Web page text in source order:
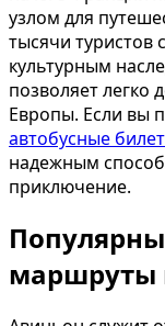
узлом для
тысячи туристов
культурным
позволяет легко
Европы. Если вы
автобусные
надежным
приключение.
маршруты